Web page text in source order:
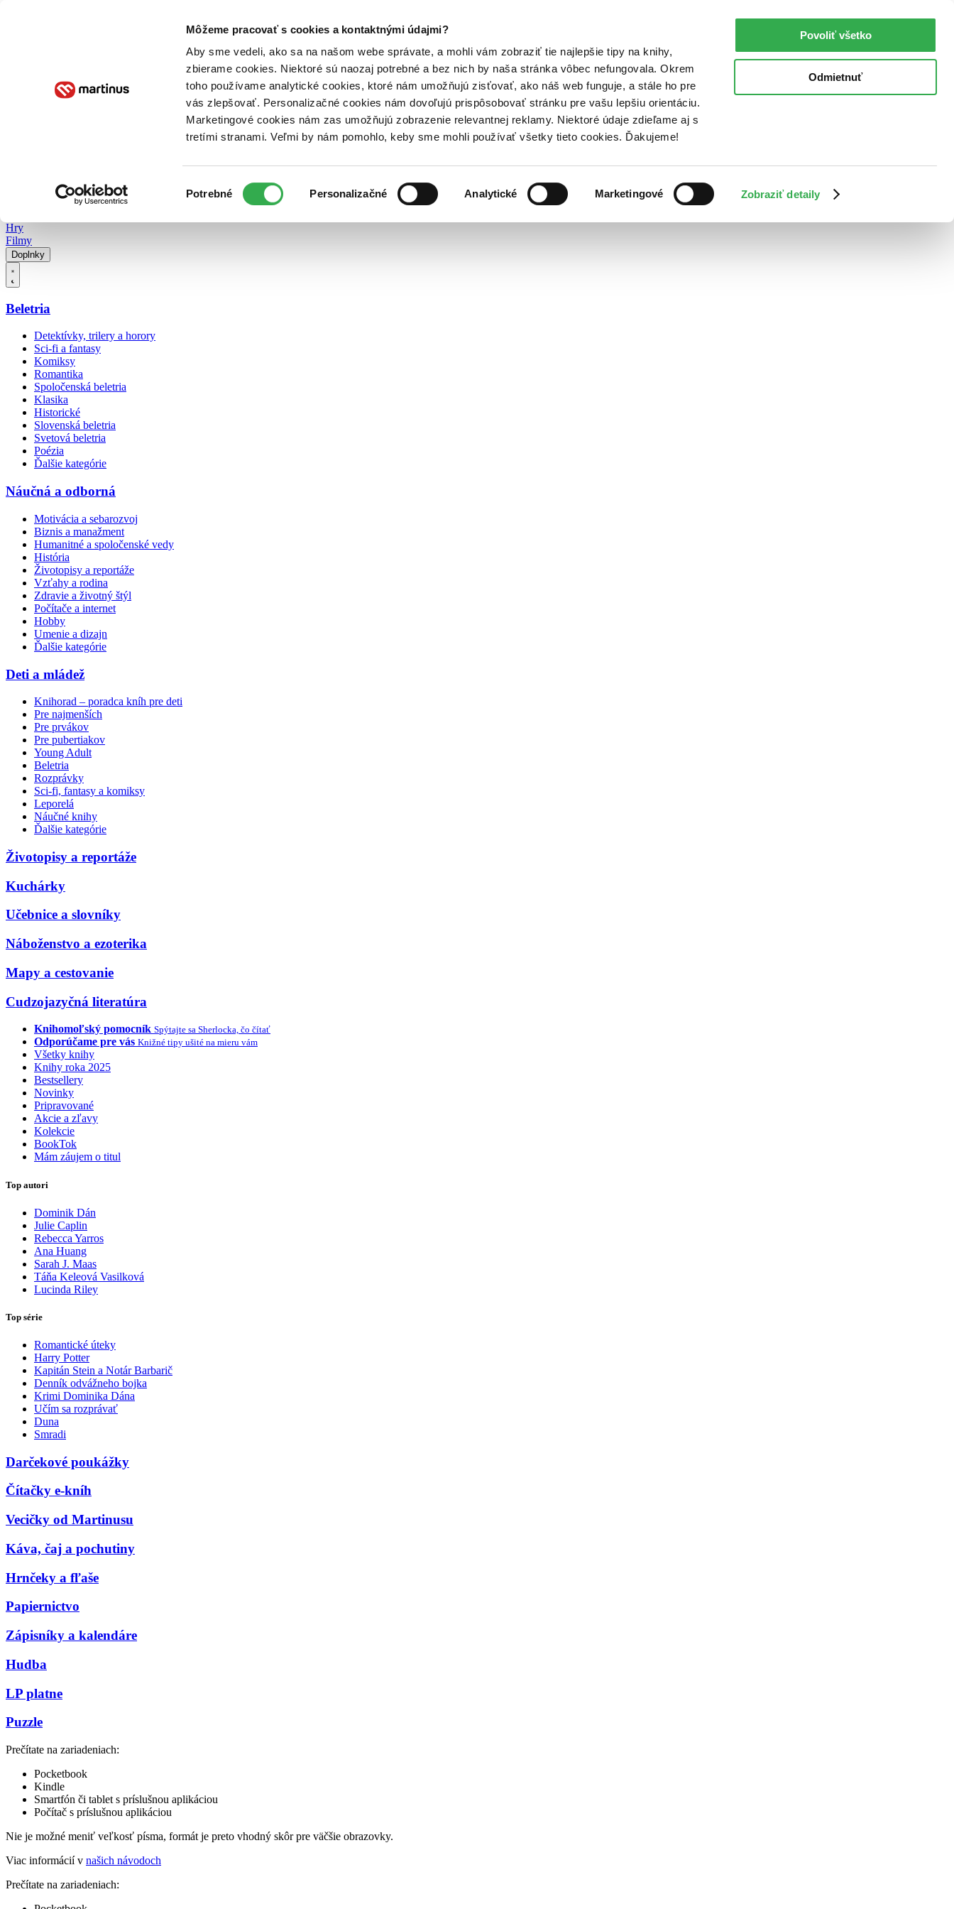
Môžeme pracovať s cookies a kontaktnými údajmi?
Aby sme vedeli, ako sa na našom webe správate, a mohli vám zobraziť tie najlepšie tipy na knihy,
zbierame cookies. Niektoré sú naozaj potrebné a bez nich by naša stránka vôbec nefungovala. Okrem
toho používame analytické cookies, ktoré nám umožňujú zisťovať, ako náš web funguje, a stále ho pre
vás zlepšovať. Personalizačné cookies nám dovoľujú prispôsobovať stránku pre vašu lepšiu orientáciu.
Marketingové cookies nám zas umožňujú zobrazenie relevantnej reklamy. Niektoré údaje zdieľame aj s
tretími stranami. Veľmi by nám pomohlo, keby sme mohli používať všetky tieto cookies. Ďakujeme!
súhlasu
Potrebné Personalizačné Analytické Marketingové Zobraziť detaily
Povoliť všetko
Odmietnuť
Poukážky Kontakt
Hry
Filmy
Doplnky
Beletria
Detektívky, trilery a horory
Sci-fi a fantasy
Komiksy
Romantika
Spoločenská beletria
Klasika
Historické
Slovenská beletria
Svetová beletria
Poézia
Ďalšie kategórie
Náučná a odborná
Motivácia a sebarozvoj
Biznis a manažment
Humanitné a spoločenské vedy
História
Životopisy a reportáže
Vzťahy a rodina
Zdravie a životný štýl
Počítače a internet
Hobby
Umenie a dizajn
Ďalšie kategórie
Deti a mládež
Knihorad – poradca kníh pre deti
Pre najmenších
Pre prvákov
Pre pubertiakov
Young Adult
Beletria
Rozprávky
Sci-fi, fantasy a komiksy
Leporelá
Náučné knihy
Ďalšie kategórie
Životopisy a reportáže
Kuchárky
Učebnice a slovníky
Náboženstvo a ezoterika
Mapy a cestovanie
Cudzojazyčná literatúra
Knihomoľský pomocník Spýtajte sa Sherlocka, čo čítať
Odporúčame pre vás Knižné tipy ušité na mieru vám
Všetky knihy
Knihy roka 2025
Bestsellery
Novinky
Pripravované
Akcie a zľavy
Kolekcie
BookTok
Mám záujem o titul
Top autori
Dominik Dán
Julie Caplin
Rebecca Yarros
Ana Huang
Sarah J. Maas
Táňa Keleová Vasilková
Lucinda Riley
Top série
Romantické úteky
Harry Potter
Kapitán Stein a Notár Barbarič
Denník odvážneho bojka
Krimi Dominika Dána
Učím sa rozprávať
Duna
Smradi
Darčekové poukážky
Čítačky e-kníh
Vecičky od Martinusu
Káva, čaj a pochutiny
Hrnčeky a fľaše
Papiernictvo
Zápisníky a kalendáre
Hudba
LP platne
Puzzle
Prečítate na zariadeniach:
Pocketbook
Kindle
Smartfón či tablet s príslušnou aplikáciou
Počítač s príslušnou aplikáciou
Nie je možné meniť veľkosť písma, formát je preto vhodný skôr pre väčšie obrazovky.
Viac informácií v našich návodoch
Prečítate na zariadeniach: